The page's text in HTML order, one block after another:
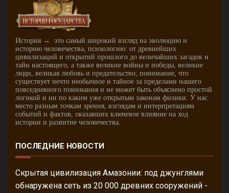
История → это самый широкий взгляд на эволюцию и
историю человечества, психологию: от древнейших
цивилизаций и открытий прошлого до величайших загадок и
тайн настоящего, а также великие войны и победы, великие
люди, великая любовь и предательство; понимание, что
существует нечто необычное и тайное за пределами нашего
повседневного понимания и не может быть объяснено простой
логикой и ни по каким уже открытым законам физики. У нас
место разным точкам зрения, взглядам и интерпретациям
событий и фактов, оказавших ключевое влияние на ход
истории и развитие человечества.
ПОСЛЕДНИЕ НОВОСТИ
Скрытая цивилизация Амазонии: под джунглями
обнаружена сеть из 20 000 древних сооружений -